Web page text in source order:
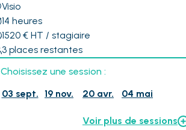
Visio
14 heures
1520€ HT / stagiaire
3 places restantes
Choisissez une session :
03 sept. 19 nov. 20 avr. 04 mai
Voir plus de sessions